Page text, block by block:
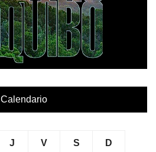
Calendario
J V S D